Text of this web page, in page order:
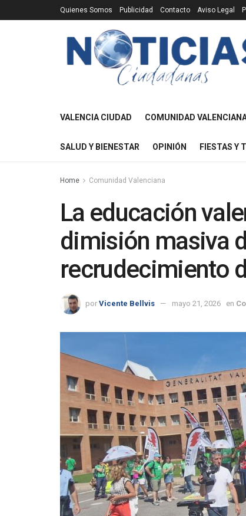
Quienes Somos Publicidad Contacto Aviso Legal
VALENCIA CIUDAD COMUNIDAD
SALUD Y BIENESTAR OPINIÓN FIESTAS Y
Home Comunidad Valenciana
La educación
dimisión masiva
recrudecimiento
por Vicente Bellvis mayo 21, 2026 en